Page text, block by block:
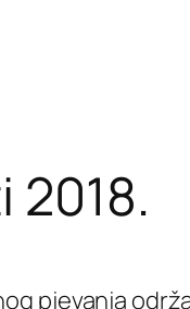
2018.
pjevanja